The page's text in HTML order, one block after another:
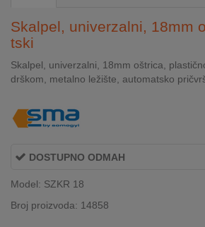
&
GAME
NALOG
AKCIJE
Skalpel, univerzalni, 18mm
tski
Skalpel, univerzalni, 18mm oštrica,
drškom, metalno ležište, automatsko
DOSTUPNO ODMAH
Model: SZKR 18
Broj proizvoda: 14858